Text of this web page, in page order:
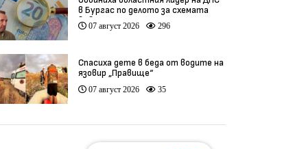
в Бургас по делото за схемата
във ВиК
07 август 2026 296
Спасиха дете в беда от водите на
язовир „Правище“
07 август 2026 35